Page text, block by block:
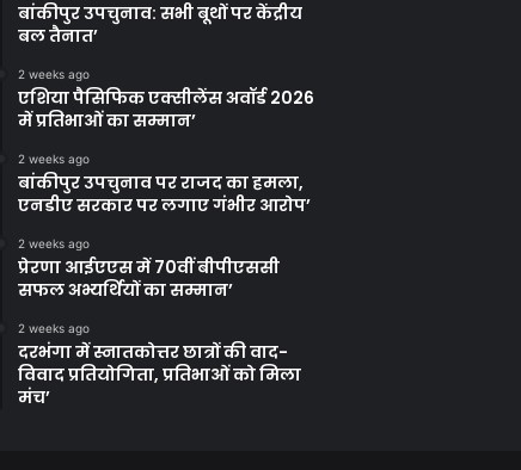
बांकीपुर उपचुनाव: सभी बूथों पर केंद्रीय
बल तैनात’
2 weeks ago
एशिया पैसिफिक एक्सीलेंस अवॉर्ड 2026
में प्रतिभाओं का सम्मान’
2 weeks ago
बांकीपुर उपचुनाव पर राजद का हमला,
एनडीए सरकार पर लगाए गंभीर आरोप’
2 weeks ago
प्रेरणा आईएएस में 70वीं बीपीएससी
सफल अभ्यर्थियों का सम्मान’
2 weeks ago
दरभंगा में स्नातकोत्तर छात्रों की वाद-
विवाद प्रतियोगिता, प्रतिभाओं को मिला
मंच’